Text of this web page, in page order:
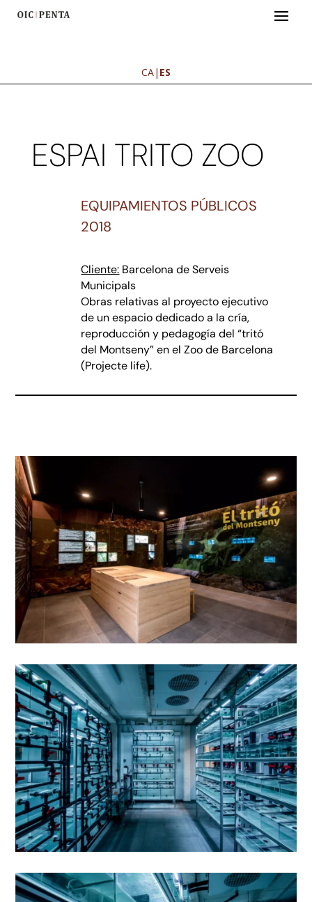
CA| ES
ESPAI TRITO ZOO
EQUIPAMIENTOS PÚBLICOS
2018
Cliente: Barcelona de Serveis
Municipals
Obras relativas al proyecto ejecutivo
de un espacio dedicado a la cría,
reproducción y pedagogía del “tritó
del Montseny” en el Zoo de Barcelona
(Projecte life).